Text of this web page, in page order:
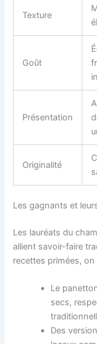
Texture
Goût
Présentation
Originalité
Les gagnants et
Les lauréats du
allient savoir-faire
recettes primées, on
Le
secs,
Des